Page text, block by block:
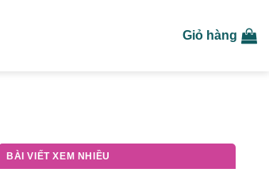
Giỏ hàng
BÀI VIẾT XEM NHIỀU